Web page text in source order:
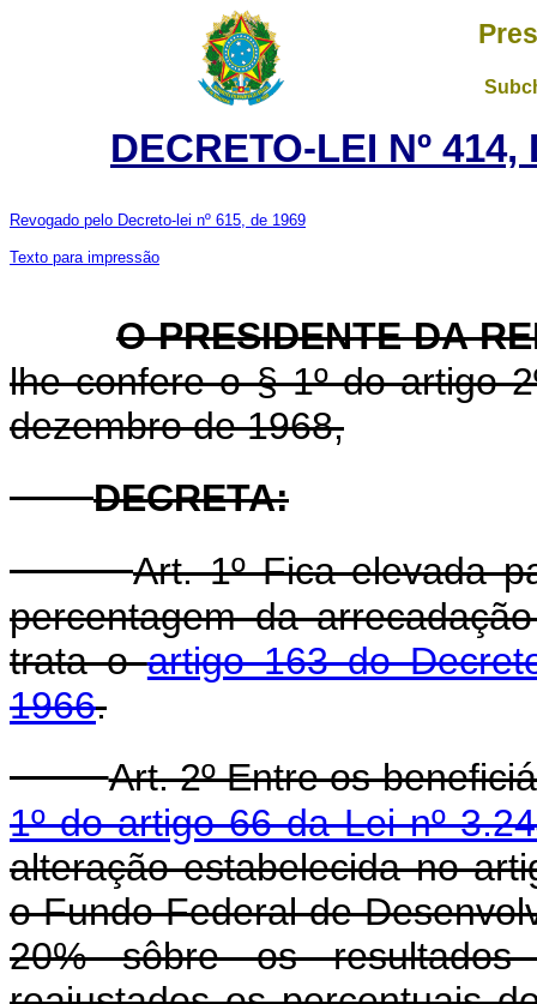
DECRETO-LEI Nº
Revogado pelo Decreto-lei nº 615, de 1969
Texto para impressão
O PRESIDENTE DA
lhe confere o § 1º do artigo
dezembro de 1968,
DECRETA:
Art. 1º Fica elevada
percentagem da
trata oartigo 163 do
1966.
Art. 2º Entre os
1º do artigo 66 da Lei nº
alteração estabelecida no
o Fundo Federal de
20% sôbre os resultados